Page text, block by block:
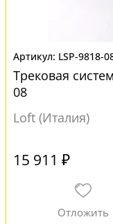
LSP-9818-
Трековая
08
Loft (Италия)
15 911 ₽